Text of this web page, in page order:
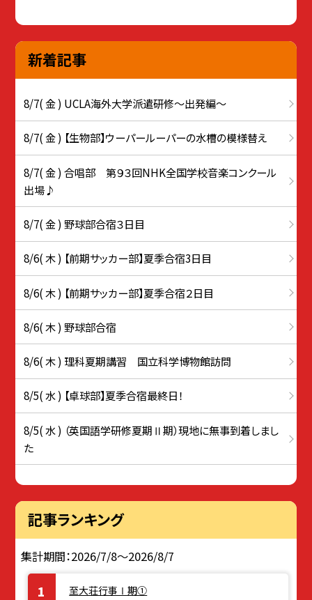
新着記事
8/7( 金 ) UCLA海外大学派遣研修〜出発編〜
8/7( 金 ) 【生物部】ウーパールーパーの水槽の模様替え
8/7( 金 ) 合唱部 第９３回NHK全国学校音楽コンクール
出場♪
8/7( 金 ) 野球部合宿３日目
8/6( 木 ) 【前期サッカー部】夏季合宿3日目
8/6( 木 ) 【前期サッカー部】夏季合宿２日目
8/6( 木 ) 野球部合宿
8/6( 木 ) 理科夏期講習 国立科学博物館訪問
8/5( 水 ) 【卓球部】夏季合宿最終日！
8/5( 水 ) （英国語学研修夏期Ⅱ期）現地に無事到着しまし
た
記事ランキング
集計期間：2026/7/8～2026/8/7
至大荘行事Ⅰ期①